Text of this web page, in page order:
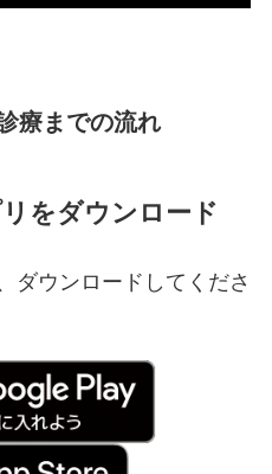
療までの流れ
をダウンロード
ダウンロードしてくださ